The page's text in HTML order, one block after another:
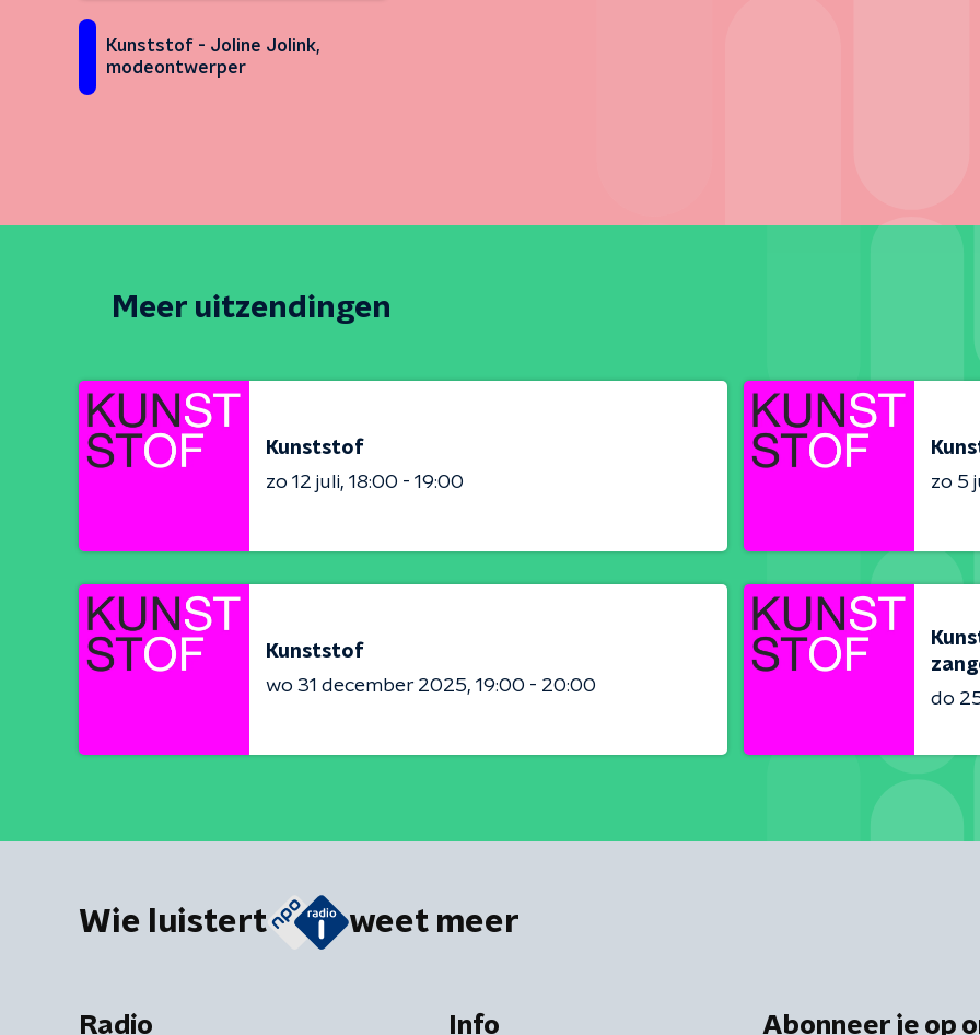
Kunststof - Joline Jolink,
modeontwerper
Meer uitzendingen
Kunststof
zo 12 juli 18:00 - 19:00
zo 5
Kunststof
wo 31 december 2025 19:00 - 20:00
do
Wie luistert weet meer
Radio Info Abonneer je op